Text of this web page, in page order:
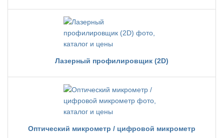
Лазерный профилировщик (2D)
Оптический микрометр / цифровой микрометр